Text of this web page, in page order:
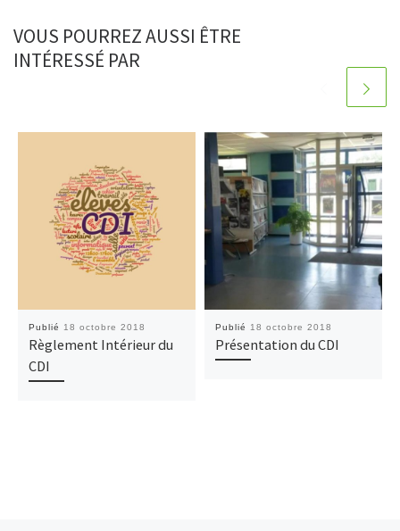
VOUS POURREZ AUSSI ÊTRE
INTÉRESSÉ PAR
Publié 18 octobre 2018
Règlement Intérieur du
CDI
Publié 18 octobre 2018
Présentation du CDI